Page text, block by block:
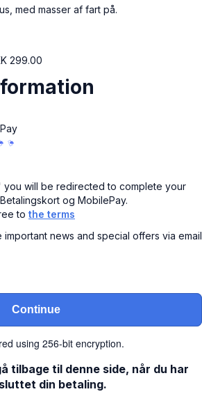
med masser af fart på.
299.00
will be redirected to complete your
og MobilePay.
to the terms
important news and special offers via email
Continue
using 256-bit encryption.
tilbage til denne side, når du har
din betaling.